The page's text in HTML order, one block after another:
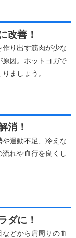
改善！
り出す筋肉が少な
因。ホットヨガで
ましょう。
消！
運動不足、冷えな
れや血行を良くし
ダに！
どから肩周りの血